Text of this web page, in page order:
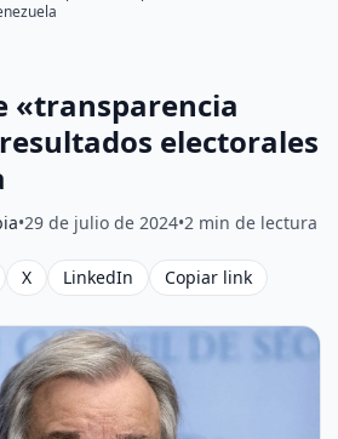
«transparencia
electorales
•29 de julio de 2024•2 min de lectura
X LinkedIn Copiar link